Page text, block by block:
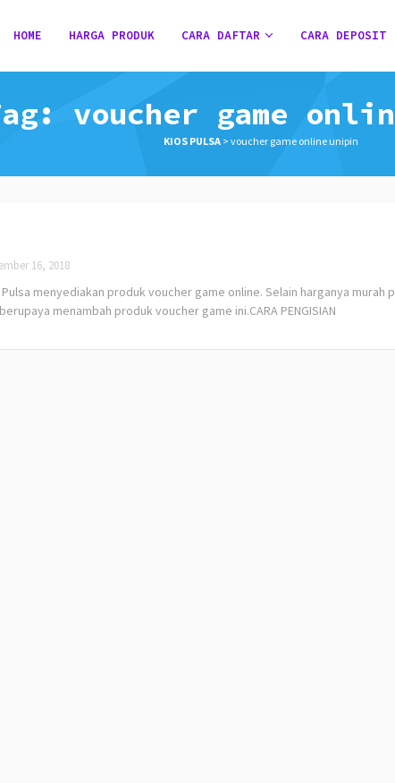
HOME HARGA PRODUK CARA DAFTAR CARA DEPOSIT
voucher game
KIOS PULSA > voucher game online unipin
16, 2018
Pulsa menyediakan produk voucher game online. Selain harganya
menambah produk voucher game ini.CARA PENGISIAN